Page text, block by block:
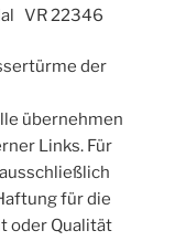
VR 22346
der
übernehmen
Links. Für
für die
oder Qualität